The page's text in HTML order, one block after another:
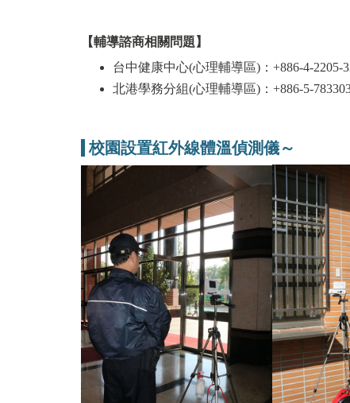
【輔導諮商相關問題】
台中健康中心(心理輔導區)：+886-4-2205-
北港學務分組(心理輔導區)：+886-5-
校園設置紅外線體溫偵測儀～